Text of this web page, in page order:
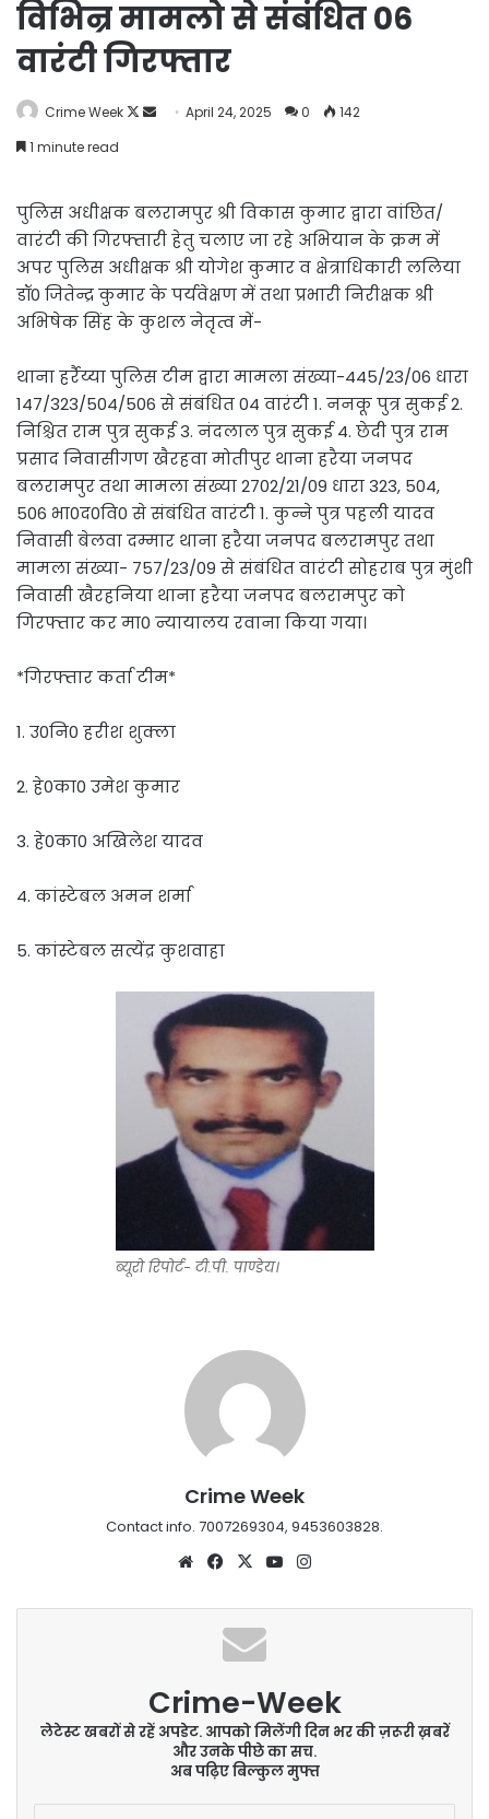
विभिन्र मामलो से संबंधित 06
वारंटी गिरफ्तार
Crime Week
Follow
SendApril 24, 2025 0
142
1 minute read
पुलिस अधीक्षक बलरामपुर श्री विकास कुमार द्वारा वांछित/
वारंटी की गिरफ्तारी हेतु चलाए जा रहे अभियान के क्रम में
अपर पुलिस अधीक्षक श्री योगेश कुमार व क्षेत्राधिकारी ललिया
डॉ0 जितेन्द्र कुमार के पर्यवेक्षण में तथा प्रभारी निरीक्षक श्री
अभिषेक सिंह के कुशल नेतृत्व में-
थाना हर्रैय्या पुलिस टीम द्वारा मामला संख्या-445/23/06 धारा
147/323/504/506 से संबंधित 04 वारंटी 1. ननकू पुत्र सुकई 2.
निश्चित राम पुत्र सुकई 3. नंदलाल पुत्र सुकई 4. छेदी पुत्र राम
प्रसाद निवासीगण खैरहवा मोतीपुर थाना हरैया जनपद
बलरामपुर तथा मामला संख्या 2702/21/09 धारा 323, 504,
506 भा0द0वि0 से संबंधित वारंटी 1. कुन्ने पुत्र पहली यादव
निवासी बेलवा दम्मार थाना हरैया जनपद बलरामपुर तथा
मामला संख्या- 757/23/09 से संबंधित वारंटी सोहराब पुत्र मुंशी
निवासी खैरहनिया थाना हरैया जनपद बलरामपुर को
गिरफ्तार कर मा0 न्यायालय रवाना किया गया।
*गिरफ्तार कर्ता टीम*
1. उ0नि0 हरीश शुक्ला
2. हे0का0 उमेश कुमार
3. हे0का0 अखिलेश यादव
4. कांस्टेबल अमन शर्मा
5. कांस्टेबल सत्येंद्र कुशवाहा
ब्यूरो रिपोर्ट- टी.पी. पाण्डेय।
Crime Week
Contact info. 7007269304, 9453603828.
WebsiteFacebook
X YouTube
Crime-Week
लेटेस्ट खबरों से रहें अपडेट. आपको मिलेंगी दिन भर की ज़रूरी ख़बरें
और उनके पीछे का सच.
अब पढ़िए बिल्कुल मुफ्त